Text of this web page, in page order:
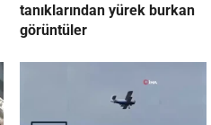
tanıklarından yürek burkan
görüntüler